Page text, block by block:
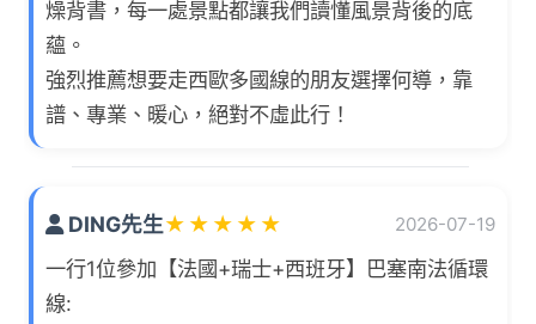
燥背書，每一處景點都讓我們讀懂風景背後的底
蘊。
強烈推薦想要走西歐多國線的朋友選擇何導，靠
譜、專業、暖心，絕對不虛此行！
DING先生★ ★ ★ ★ ★ 2026-07-19
一行1位參加【法國+瑞士+西班牙】巴塞南法循環
線: